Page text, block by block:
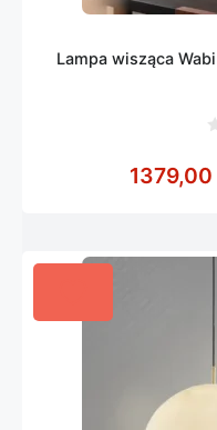
Lampa wisząca
5
1379,00